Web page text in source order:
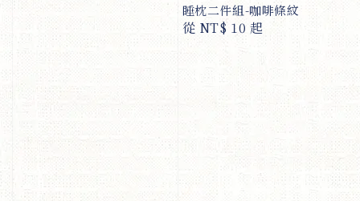
睡枕二件組-咖啡條紋
Regular
從 NT$ 10 起